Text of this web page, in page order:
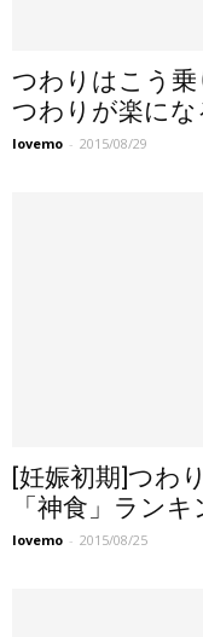
つわりはこう乗
つわりが楽にな
lovemo - 2015/08/29
[妊娠初期]つわ
「神食」ラン
lovemo - 2015/08/25